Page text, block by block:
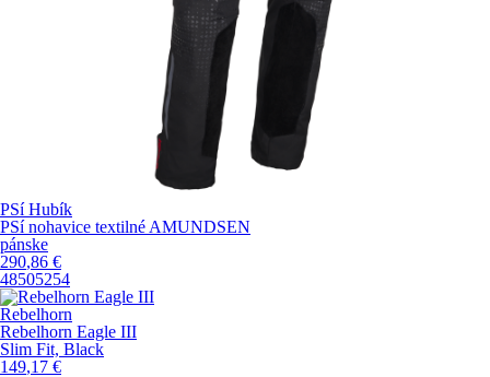
PSí Hubík
PSí nohavice textilné AMUNDSEN
pánske
290,86 €
48505254
Rebelhorn
Rebelhorn Eagle III
Slim Fit, Black
149,17 €